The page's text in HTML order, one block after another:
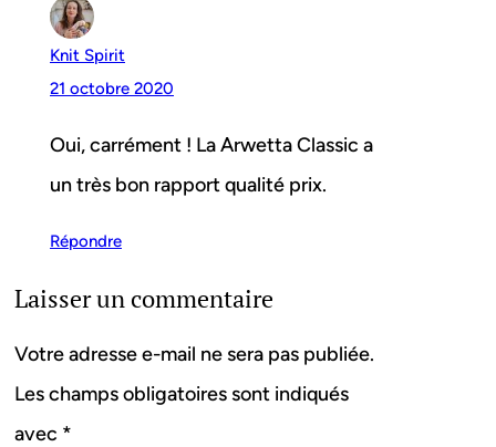
Knit Spirit
21 octobre 2020
Oui, carrément ! La Arwetta Classic a
un très bon rapport qualité prix.
Répondre
Laisser un commentaire
Votre adresse e-mail ne sera pas publiée.
Les champs obligatoires sont indiqués
avec *